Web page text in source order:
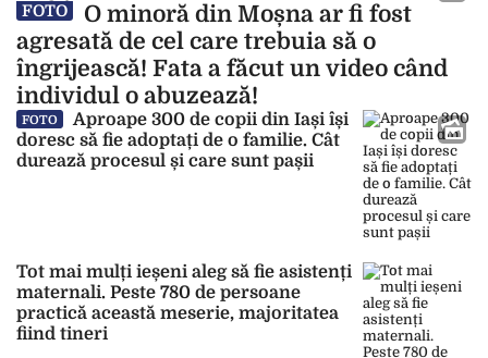
FOTO
O minoră din Moșna ar fi fost
agresată de cel care trebuia să o
îngrijească! Fata a făcut un video când
individul o abuzează!
FOTO
Aproape 300 de copii din Iași își
doresc să fie adoptați de o familie. Cât
durează procesul și care sunt pașii
Tot mai mulți ieșeni aleg să fie asistenți
maternali. Peste 780 de persoane
practică această meserie, majoritatea
fiind tineri